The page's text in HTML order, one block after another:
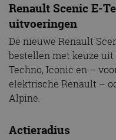
Renault Scenic E-
uitvoeringen
De nieuwe Renault
bestellen met keuze
Techno, Iconic en –
elektrische Renault –
Alpine.
Actieradius